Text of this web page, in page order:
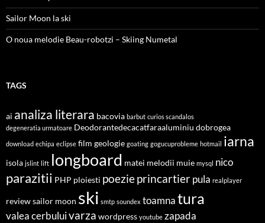
Sailor Moon la ski
O noua melodie Beau-robotzi – Skiing Numetal
TAGS
ai analiza literara bacovia barbut curios scandalos
degeneratia urmatoare Deodorantedecacatfaraaluminiu dobrogea
download echipa eclipse film geologie goating gogucuprobleme hotmail iarna
isola jslint lift longboard matei melodii muie mysql nico
parazitii PHP ploiesti poezieprincartierpula realplayer
reviewsailor moon ski smtp soundex toamnatura
valea cerbuluivarza wordpress youtube zapada